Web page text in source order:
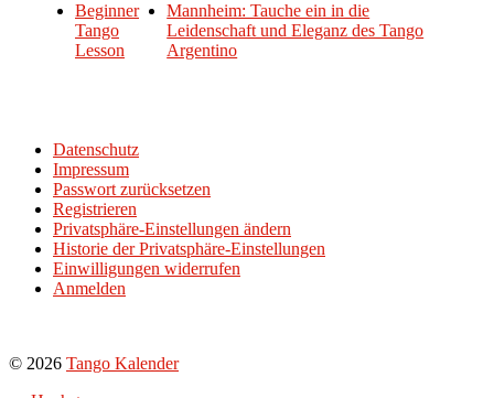
Beginner
Tango
Lesson
Mannheim: Tauche ein in die
Leidenschaft und Eleganz des Tango
Argentino
Datenschutz
Impressum
Passwort zurücksetzen
Registrieren
Privatsphäre-Einstellungen ändern
Historie der Privatsphäre-Einstellungen
Einwilligungen widerrufen
Anmelden
© 2026 Tango Kalender